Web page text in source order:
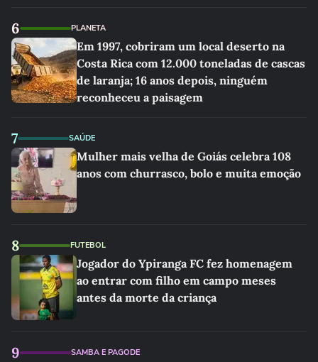
6 PLANETA
Em 1997, cobriram um local deserto na
Costa Rica com 12.000 toneladas de cascas
de laranja; 16 anos depois, ninguém
reconheceu a paisagem
7 SAÚDE
Mulher mais velha de Goiás celebra 108
anos com churrasco, bolo e muita emoção
8 FUTEBOL
Jogador do Ypiranga FC fez homenagem
ao entrar com filho em campo meses
antes da morte da criança
9 SAMBA E PAGODE